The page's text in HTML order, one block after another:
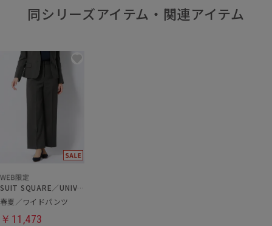
同シリーズアイテム・関連アイテム
SUIT SQUARE／UNIVERSAL LANGUAGE／WHITE
春夏／ワイドパンツ
￥11,473